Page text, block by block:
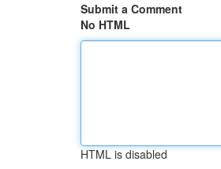
Submit a Comment
No HTML
HTML is disabled